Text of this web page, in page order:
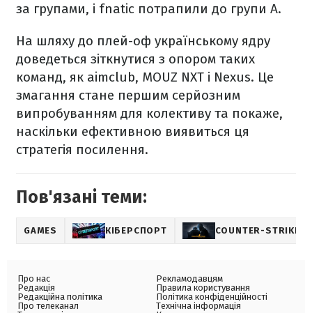
за групами, і fnatic потрапили до групи A.
На шляху до плей-оф українському ядру
доведеться зіткнутися з опором таких
команд, як aimclub, MOUZ NXT і Nexus. Це
змагання стане першим серйозним
випробуванням для колективу та покаже,
наскільки ефективною виявиться ця
стратегія посилення.
Пов'язані теми:
GAMES КІБЕРСПОРТ COUNTER-STRIKE
Про нас
Редакція
Редакційна політика
Про телеканал
Рекламодавцям
Правила користування
Політика конфіденційності
Технічна інформація